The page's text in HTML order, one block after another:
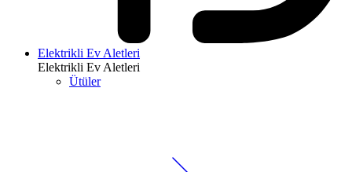
Elektrikli Ev Aletleri
Elektrikli Ev Aletleri
Ütüler